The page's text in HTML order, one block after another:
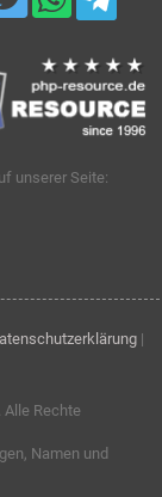
unserer Seite:
|
. Alle Rechte
Namen und